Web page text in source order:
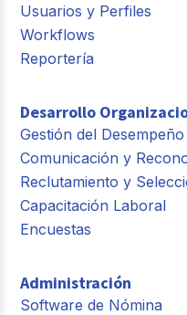
Usuarios y Perfiles
Workflows
Reportería
Desarrollo
Gestión del
Comunicación y
Reclutamiento y
Capacitación Laboral
Encuestas
Administración
Software de Nómina